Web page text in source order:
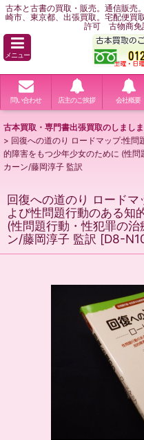
古本と古書の買取・販売。通信販売
崎市、東京都、出張買取。宅配便買
許可 古物商免
メニュー
問い合わせ 店主のご挨拶 会社概要
古本買取・専門書出張買取のしまし
> 回復への道のり ロードマップ:性
的障害をもつ少年少女のために (性
カーン/藤岡淳子 監訳
回復への道のり ロード
よび性問題行動のある知
(性問題行動・性犯罪の
ン/藤岡淳子 監訳 [D8-